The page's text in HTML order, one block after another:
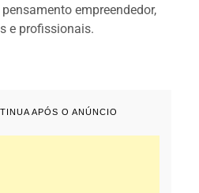
empreendedor,
e profissionais.
APÓS O ANÚNCIO